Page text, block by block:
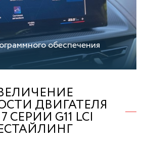
обеспечения
ДВИГАТЕЛЯ
СЕРИИ G11 LCI